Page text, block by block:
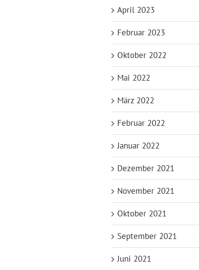
April 2023
Februar 2023
Oktober 2022
Mai 2022
März 2022
Februar 2022
Januar 2022
Dezember 2021
November 2021
Oktober 2021
September 2021
Juni 2021